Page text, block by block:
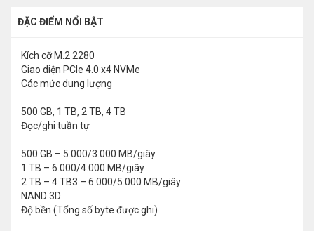
ĐẶC ĐIỂM NỔI BẬT
Kích cỡ M.2 2280
Giao diện PCIe 4.0 x4 NVMe
Các mức dung lượng
500 GB, 1 TB, 2 TB, 4 TB
Đọc/ghi tuần tự
500 GB – 5.000/3.000 MB/giây
1 TB – 6.000/4.000 MB/giây
2 TB – 4 TB3 – 6.000/5.000 MB/giây
NAND 3D
Độ bền (Tổng số byte được ghi)